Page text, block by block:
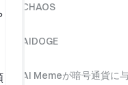
CHAOS
AIDOGE
AI Memeが暗号通貨に